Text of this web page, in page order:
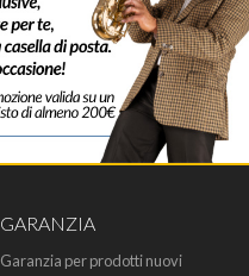
GARANZIA
Garanzia per prodotti nuovi